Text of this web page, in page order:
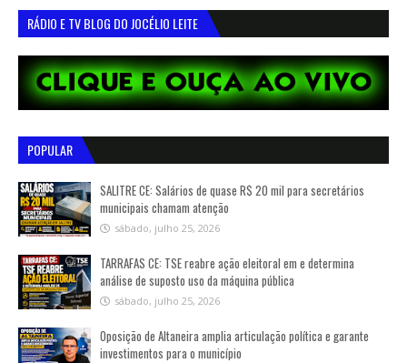
RÁDIO E TV BLOG DO JOCÉLIO LEITE
POPULAR
SALITRE CE: Salários de quase R$ 20 mil para secretários
municipais chamam atenção
sábado, julho 25, 2026
TARRAFAS CE: TSE reabre ação eleitoral em e determina
análise de suposto uso da máquina pública
sábado, julho 25, 2026
Oposição de Altaneira amplia articulação política e garante
investimentos para o município